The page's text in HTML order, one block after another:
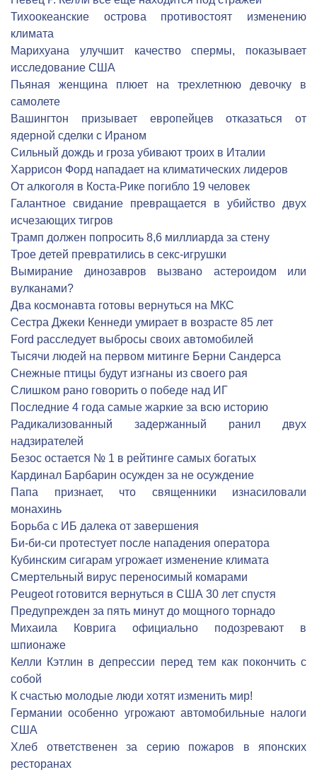
Тихоокеанские острова противостоят изменению
климата
Марихуана улучшит качество спермы, показывает
исследование США
Пьяная женщина плюет на трехлетнюю девочку в
самолете
Вашингтон призывает европейцев отказаться от
ядерной сделки с Ираном
Сильный дождь и гроза убивают троих в Италии
Харрисон Форд нападает на климатических лидеров
От алкоголя в Коста-Рике погибло 19 человек
Галантное свидание превращается в убийство двух
исчезающих тигров
Трамп должен попросить 8,6 миллиарда за стену
Трое детей превратились в секс-игрушки
Вымирание динозавров вызвано астероидом или
вулканами?
Два космонавта готовы вернуться на МКС
Сестра Джеки Кеннеди умирает в возрасте 85 лет
Ford расследует выбросы своих автомобилей
Тысячи людей на первом митинге Берни Сандерса
Снежные птицы будут изгнаны из своего рая
Слишком рано говорить о победе над ИГ
Последние 4 года самые жаркие за всю историю
Радикализованный задержанный ранил двух
надзирателей
Безос остается № 1 в рейтинге самых богатых
Кардинал Барбарин осужден за не осуждение
Папа признает, что священники изнасиловали
монахинь
Борьба с ИБ далека от завершения
Би-би-си протестует после нападения оператора
Кубинским сигарам угрожает изменение климата
Смертельный вирус переносимый комарами
Peugeot готовится вернуться в США 30 лет спустя
Предупрежден за пять минут до мощного торнадо
Михаила Коврига официально подозревают в
шпионаже
Келли Кэтлин в депрессии перед тем как покончить с
собой
К счастью молодые люди хотят изменить мир!
Германии особенно угрожают автомобильные налоги
США
Хлеб ответственен за серию пожаров в японских
ресторанах